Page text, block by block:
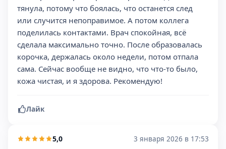
тянула, потому что боялась, что останется след
или случится непоправимое. А потом коллега
поделилась контактами. Врач спокойная, всё
сделала максимально точно. После образовалась
корочка, держалась около недели, потом отпала
сама. Сейчас вообще не видно, что что-то было,
кожа чистая, и я здорова. Рекомендую!
Лайк
5,0 3 января 2026 в 17:53